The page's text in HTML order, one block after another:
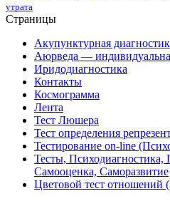
утрата
Страницы
Акупунктурная
Аюрведа —
Иридодиагностика
Контакты
Космограмма
Лента
Тест Люшера
Тест определения
Тестирование on-line
Тесты, Психодиагностика,
Самооценка, Саморазвитие
Цветовой тест